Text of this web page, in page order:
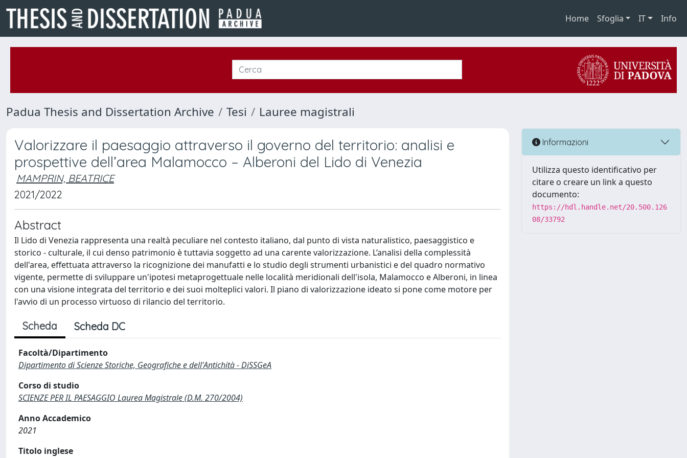
Home Sfoglia IT Info
Padua Thesis and Dissertation Archive Tesi Lauree magistrali
Valorizzare il paesaggio attraverso il governo del territorio: analisi e
prospettive dell’area Malamocco – Alberoni del Lido di Venezia
MAMPRIN, BEATRICE
2021/2022
Abstract
Il Lido di Venezia rappresenta una realtà peculiare nel contesto italiano, dal punto di vista naturalistico, paesaggistico e
storico - culturale, il cui denso patrimonio è tuttavia soggetto ad una carente valorizzazione. L’analisi della complessità
dell'area, effettuata attraverso la ricognizione dei manufatti e lo studio degli strumenti urbanistici e del quadro normativo
vigente, permette di sviluppare un'ipotesi metaprogettuale nelle località meridionali dell'isola, Malamocco e Alberoni, in linea
con una visione integrata del territorio e dei suoi molteplici valori. Il piano di valorizzazione ideato si pone come motore per
l'avvio di un processo virtuoso di rilancio del territorio.
Scheda Scheda DC
Facoltà/Dipartimento
Dipartimento di Scienze Storiche, Geografiche e dell'Antichità - DiSSGeA
Corso di studio
SCIENZE PER IL PAESAGGIO Laurea Magistrale (D.M. 270/2004)
Anno Accademico
2021
Titolo inglese
Informazioni
Utilizza questo identificativo per
citare o creare un link a questo
documento:
https://hdl.handle.net/20.500.126
08/33792